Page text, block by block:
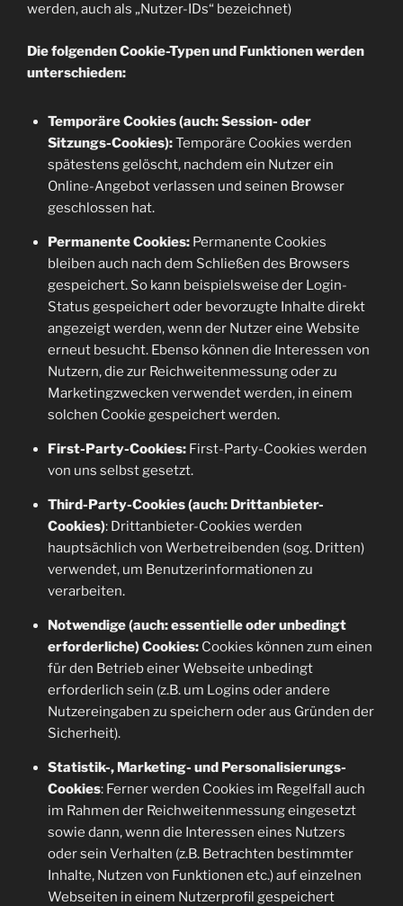
werden, auch als „Nutzer-IDs“ bezeichnet)
Die folgenden Cookie-Typen und Funktionen werden
unterschieden:
Temporäre Cookies (auch: Session- oder
Sitzungs-Cookies):Temporäre Cookies werden
spätestens gelöscht, nachdem ein Nutzer ein
Online-Angebot verlassen und seinen Browser
geschlossen hat.
Permanente Cookies:Permanente Cookies
bleiben auch nach dem Schließen des Browsers
gespeichert. So kann beispielsweise der Login-
Status gespeichert oder bevorzugte Inhalte direkt
angezeigt werden, wenn der Nutzer eine Website
erneut besucht. Ebenso können die Interessen von
Nutzern, die zur Reichweitenmessung oder zu
Marketingzwecken verwendet werden, in einem
solchen Cookie gespeichert werden.
First-Party-Cookies:First-Party-Cookies werden
von uns selbst gesetzt.
Third-Party-Cookies (auch: Drittanbieter-
Cookies): Drittanbieter-Cookies werden
hauptsächlich von Werbetreibenden (sog. Dritten)
verwendet, um Benutzerinformationen zu
verarbeiten.
Notwendige (auch: essentielle oder unbedingt
erforderliche) Cookies:Cookies können zum einen
für den Betrieb einer Webseite unbedingt
erforderlich sein (z.B. um Logins oder andere
Nutzereingaben zu speichern oder aus Gründen der
Sicherheit).
Statistik-, Marketing- und Personalisierungs-
Cookies: Ferner werden Cookies im Regelfall auch
im Rahmen der Reichweitenmessung eingesetzt
sowie dann, wenn die Interessen eines Nutzers
oder sein Verhalten (z.B. Betrachten bestimmter
Inhalte, Nutzen von Funktionen etc.) auf einzelnen
Webseiten in einem Nutzerprofil gespeichert